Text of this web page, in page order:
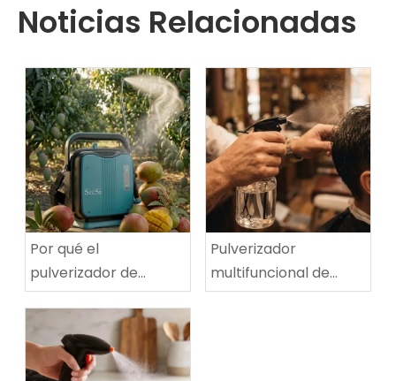
Noticias Relacionadas
Por qué el
pulverizador de
hombro eléctrico de
5 litros es perfecto
para la jardinería y la
desinfección del
Pulverizador
multifuncional de
niebla ultrafina |